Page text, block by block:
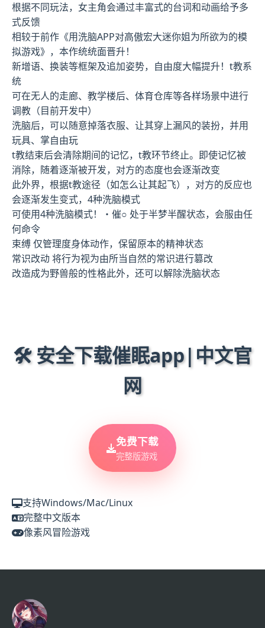
根据不同玩法，女主角会通过丰富式的台词和动画给予多
式反馈
相较于前作《用洗脑APP对高傲宏大迷你姐为所欲为的模
拟游戏》，本作统统面晋升！
新增语、换装等框架及追加姿势，自由度大幅提升！t教系
统
可在无人的走廊、教学楼后、体育仓库等各样场景中进行
调教（目前开发中）
洗脑后，可以随意掉落衣服、让其穿上漏风的装扮，并用
玩具、掌自由玩
t教结束后会清除期间的记忆，t教环节终止。即使记忆被
消除，随着逐渐被开发，对方的态度也会逐渐改变
此外界，根据t教途径（如怎么让其起飞），对方的反应也
会逐渐发生变式，4种洗脑模式
可使用4种洗脑模式！・催○ 处于半梦半醒状态，会服由任
何命令
束缚 仅管理度身体动作，保留原本的精神状态
常识改动 将行为视为由所当自然的常识进行篡改
改造成为野兽般的性格此外，还可以解除洗脑状态
🛠️ 安全下载催眠app|中文官
网
免费下载
完整版游戏
支持Windows/Mac/Linux
完整中文版本
像素风冒险游戏